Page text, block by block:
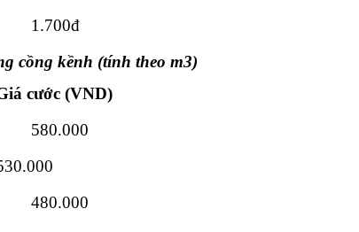
1.700đ
cồng kềnh (tính theo m3)
cước (VND)
580.000
480.000